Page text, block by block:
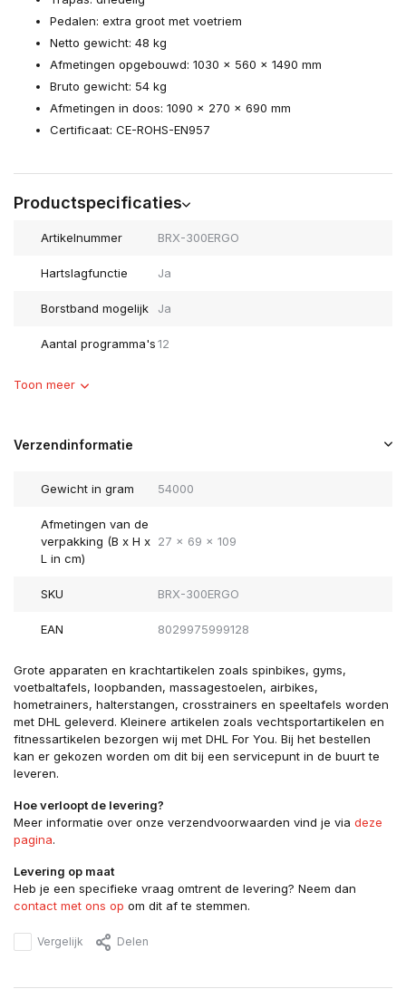
Pedalen: extra groot met voetriem
Netto gewicht: 48 kg
Afmetingen opgebouwd: 1030 x 560 x 1490 mm
Bruto gewicht: 54 kg
Afmetingen in doos: 1090 x 270 x 690 mm
Certificaat: CE-ROHS-EN957
Productspecificaties
Artikelnummer BRX-300ERGO
Hartslagfunctie Ja
Borstband mogelijk Ja
Aantal programma's12
Toon meer
Verzendinformatie
Gewicht in gram 54000
Afmetingen van de
verpakking (B x H x
L in cm)
27 x 69 x 109
SKU BRX-300ERGO
EAN 8029975999128
Grote apparaten en krachtartikelen zoals spinbikes, gyms,
voetbaltafels, loopbanden, massagestoelen, airbikes,
hometrainers, halterstangen, crosstrainers en speeltafels worden
met DHL geleverd. Kleinere artikelen zoals vechtsportartikelen en
fitnessartikelen bezorgen wij met DHL For You. Bij het bestellen
kan er gekozen worden om dit bij een servicepunt in de buurt te
leveren.
Hoe verloopt de levering?
Meer informatie over onze verzendvoorwaarden vind je via deze
pagina.
Levering op maat
Heb je een specifieke vraag omtrent de levering? Neem dan
contact met ons op om dit af te stemmen.
Vergelijk Delen